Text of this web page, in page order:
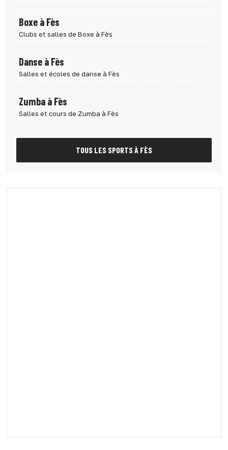
Boxe à Fès
Clubs et salles de Boxe à Fès
Danse à Fès
Salles et écoles de danse à Fès
Zumba à Fès
Salles et cours de Zumba à Fès
TOUS LES SPORTS À FÈS